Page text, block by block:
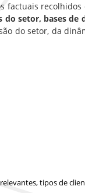
factuais recolhidos
do setor, bases
do setor, da
tipos de